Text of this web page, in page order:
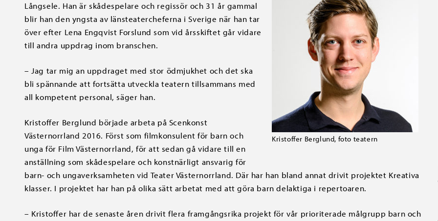
Kristoffer Berglund, foto teatern
Långsele. Han är skådespelare och regissör och 31 år gammal
blir han den yngsta av länsteatercheferna i Sverige när han tar
över efter Lena Engqvist Forslund som vid årsskiftet går vidare
till andra uppdrag inom branschen.
– Jag tar mig an uppdraget med stor ödmjukhet och det ska
bli spännande att fortsätta utveckla teatern tillsammans med
all kompetent personal, säger han.
Kristoffer Berglund började arbeta på Scenkonst
Västernorrland 2016. Först som filmkonsulent för barn och
unga för Film Västernorrland, för att sedan gå vidare till en
anställning som skådespelare och konstnärligt ansvarig för
barn- och ungaverksamheten vid Teater Västernorrland. Där har han bland annat drivit projektet Kreativa
klasser. I projektet har han på olika sätt arbetat med att göra barn delaktiga i repertoaren.
– Kristoffer har de senaste åren drivit flera framgångsrika projekt för vår prioriterade målgrupp barn och